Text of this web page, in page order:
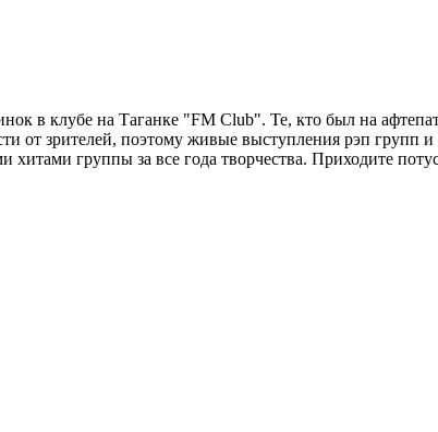
в клубе на Таганке "FM Club". Те, кто был на
от зрителей, поэтому живые выступления рэп групп
группы за все года творчества. Приходите